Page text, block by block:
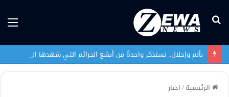
بحث
الرئيسية/اخبار